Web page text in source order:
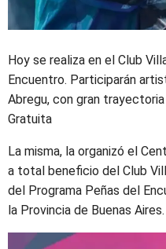
Hoy se realiza en el Club
Encuentro. Participarán
Abregu, con gran
Gratuita
La misma, la organizó el
a total beneficio del Club
del Programa Peñas del
la Provincia de Buenas Aires.